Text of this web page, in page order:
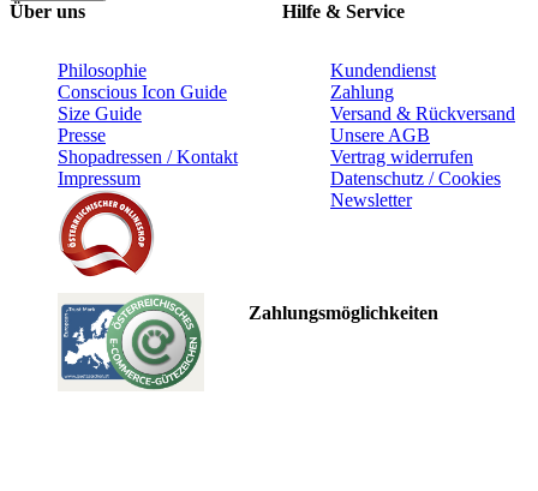
Über uns
Philosophie
Conscious Icon Guide
Size Guide
Presse
Shopadressen / Kontakt
Impressum
Hilfe & Service
Kundendienst
Zahlung
Versand & Rückversand
Unsere AGB
Vertrag widerrufen
Datenschutz / Cookies
Newsletter
Zahlungsmöglichkeiten